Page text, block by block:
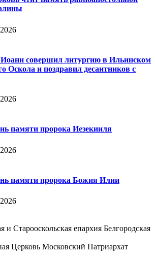
совершил литургию в Ильинском
Оскола и поздравил десантников с
памяти пророка Иезекииля
памяти пророка Божия Илии
и Старооскольская епархия Белгородская
Церковь Московский Патриархат